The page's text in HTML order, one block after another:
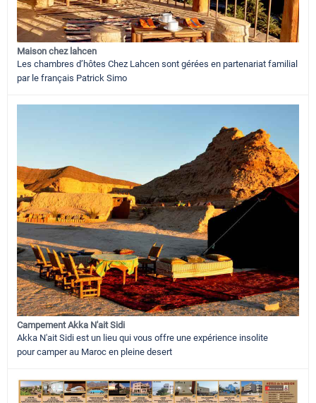
Maison chez lahcen
Les chambres d’hôtes Chez Lahcen sont gérées en partenariat familial
par le français Patrick Simo
Campement Akka N'ait Sidi
Akka N'ait Sidi est un lieu qui vous offre une expérience insolite
pour camper au Maroc en pleine desert